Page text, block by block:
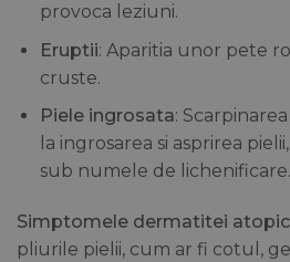
provoca leziuni.
Eruptii: Aparitia unor pete
cruste.
Piele ingrosata:
la ingrosarea si asprirea
sub numele de lichenificare.
Simptomele dermatitei
pliurile pielii, cum ar fi cotul,